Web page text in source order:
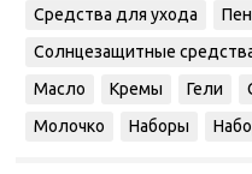
Средства для ухода
Солнцезащитные
Масло
Кремы Гели
Молочко
Наборы